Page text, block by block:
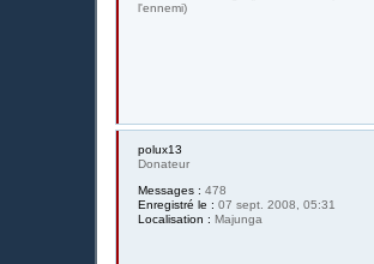
l'ennemi)
polux13
Donateur
Messages : 478
Enregistré le : 07 sept. 2008, 05:31
Localisation : Majunga